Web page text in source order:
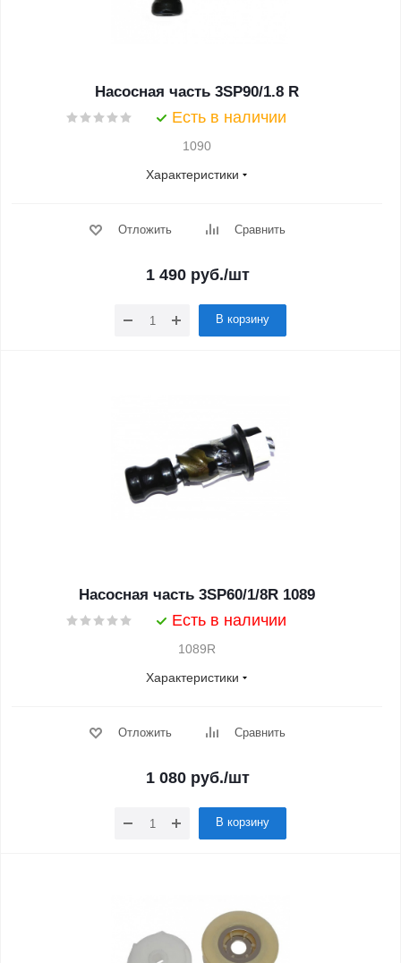
Насосная часть 3SP90/1.8 R
Есть в наличии
1090
Характеристики
Отложить Сравнить
1 490руб./шт
В корзину
Насосная часть 3SP60/1/8R 1089
Есть в наличии
1089R
Характеристики
Отложить Сравнить
1 080руб./шт
В корзину